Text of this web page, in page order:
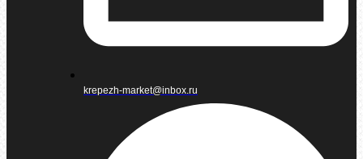
krepezh-market@inbox.ru